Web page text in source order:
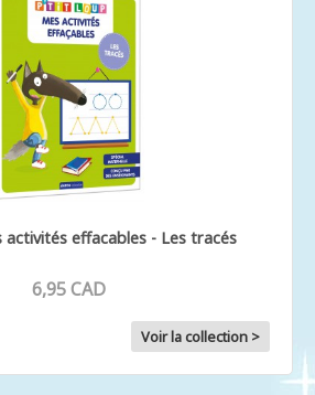
effacables - Les tracés
6,95 CAD
Voir la collection >